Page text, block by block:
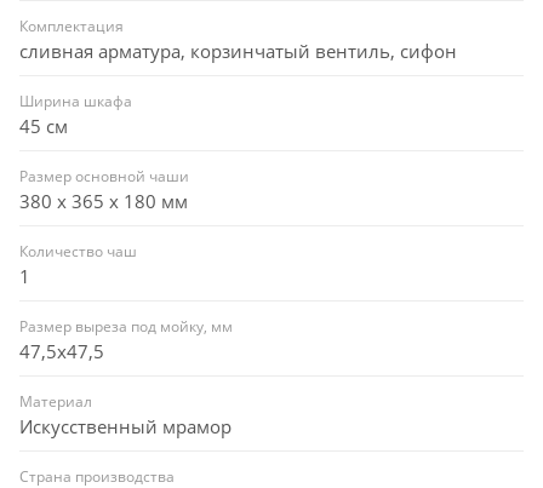
Комплектация
сливная арматура, корзинчатый вентиль, сифон
Ширина шкафа
45 см
Размер основной чаши
380 х 365 х 180 мм
Количество чаш
1
Размер выреза под мойку, мм
47,5x47,5
Материал
Искусственный мрамор
Страна производства